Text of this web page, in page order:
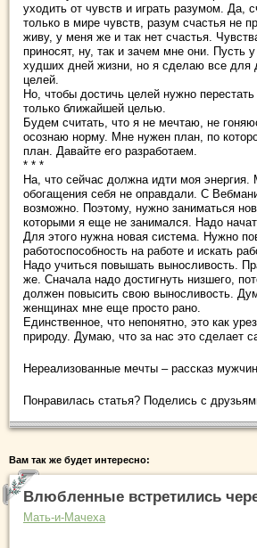
уходить от чувств и играть разумом. Да,
только в мире чувств, разум счастья не
живу, у меня же и так нет счастья.
приносят, ну, так и зачем мне они. Пусть
худших дней жизни, но я сделаю все для
целей.
Но, чтобы достичь целей нужно
только ближайшей целью.
Будем считать, что я не мечтаю, не
осознаю норму. Мне нужен план, по
план. Давайте его разработаем.
* * *
На, что сейчас должна идти моя энергия.
обогащения себя не оправдали. С
возможно. Поэтому, нужно заниматься
которыми я еще не занимался. Надо
Для этого нужна новая система. Нужно
работоспособность на работе и искать
Надо учиться повышать выносливость.
же. Сначала надо достигнуть низшего,
должен повысить свою выносливость.
женщинах мне еще просто рано.
Единственное, что непонятно, это как
природу. Думаю, что за нас это сделает
Нереализованные мечты – рассказ
Понравилась статья? Поделись с
Вам так же будет интересно:
Влюбленные встретились
Мать-и-Мачеха